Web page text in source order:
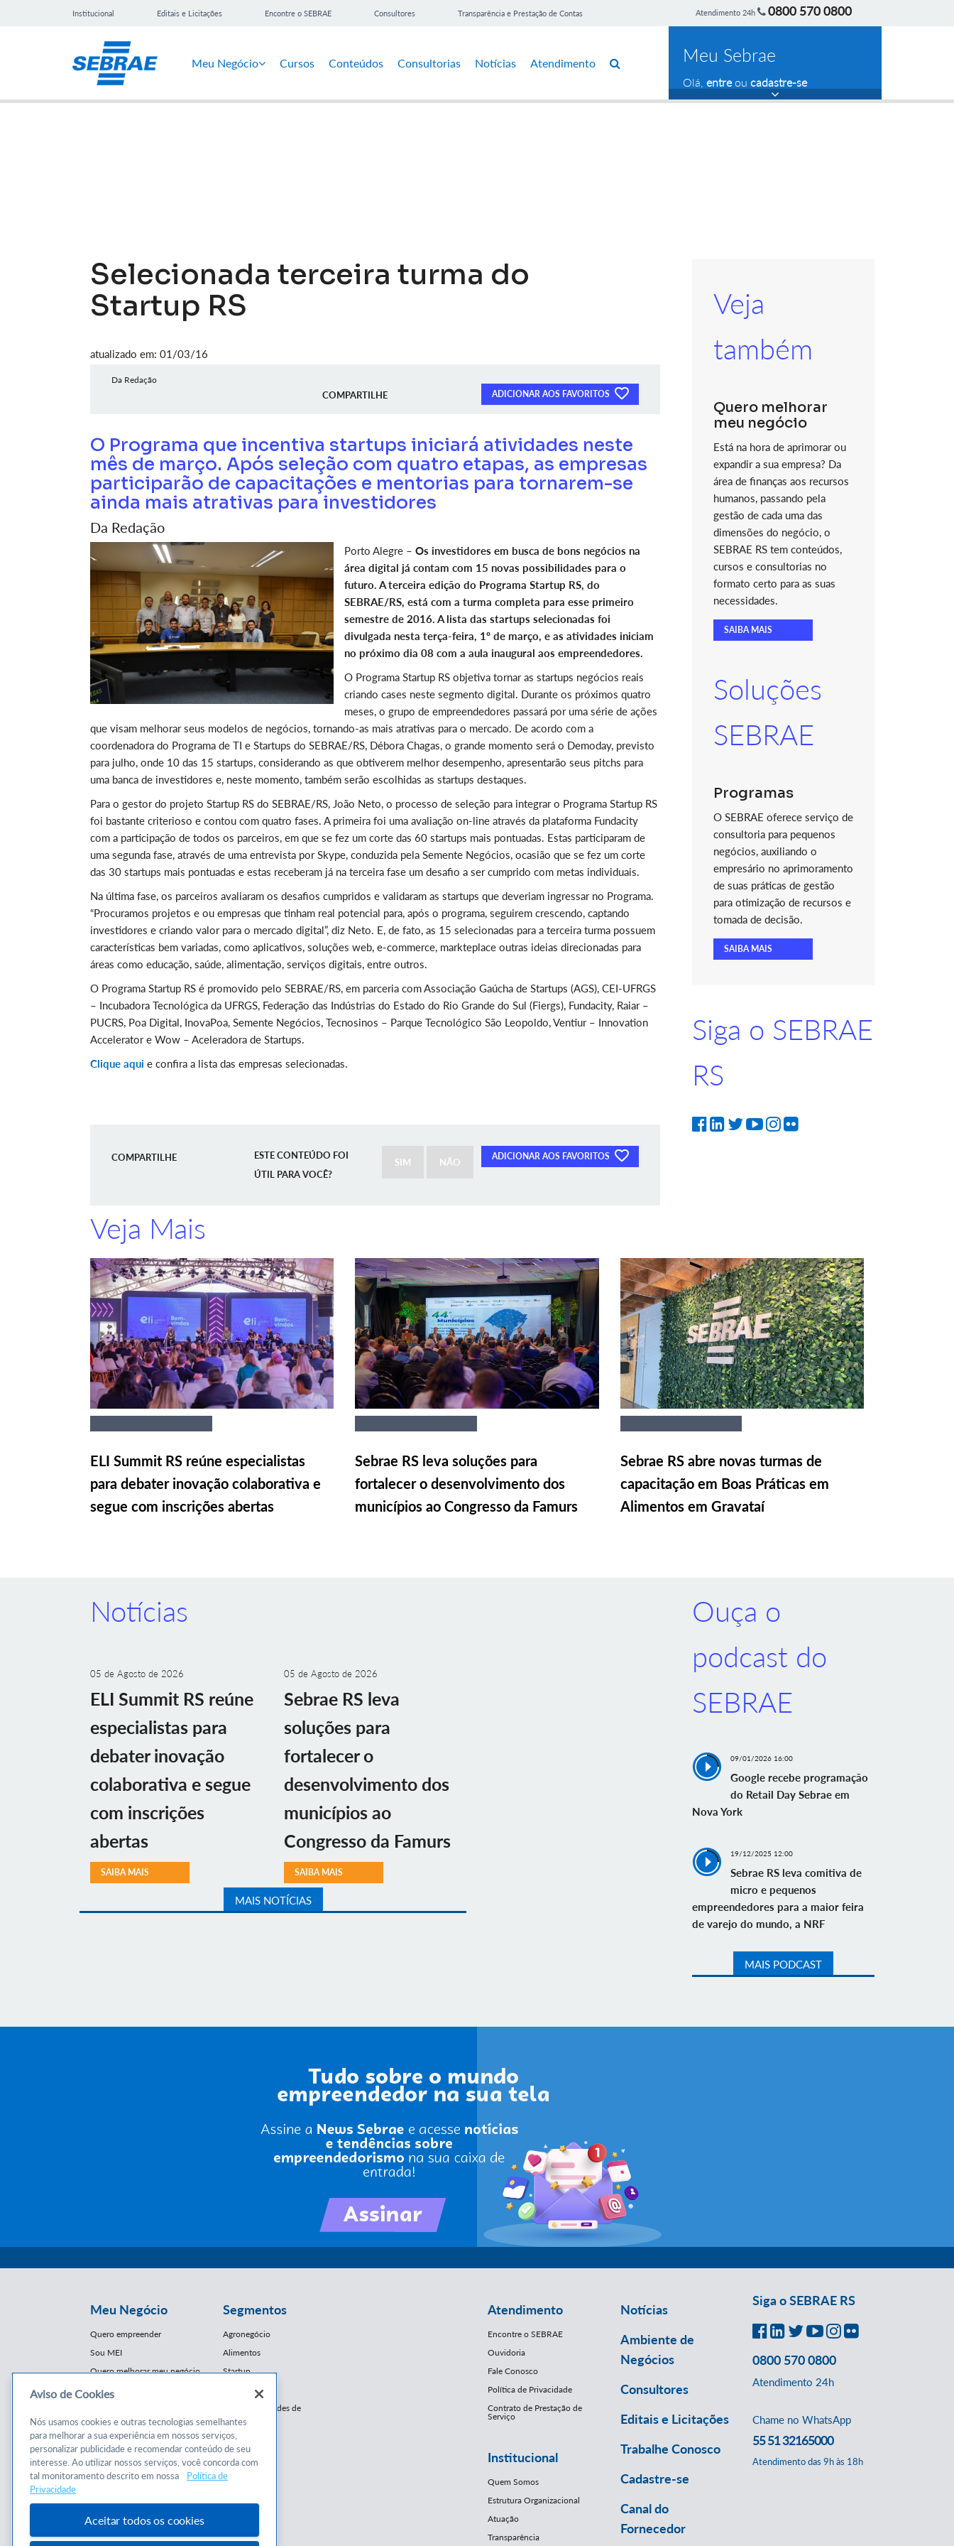
Institucional Editais e Licitações Encontre o SEBRAE Consultores Transparência e Prestação de Contas Atendimento 24h 0800 570 0800
Meu Negócio Cursos Conteúdos Consultorias Notícias Atendimento Meu Sebrae
Olá, entreou cadastre-se
Selecionada terceira turma do
Startup RS
atualizado em: 01/03/16
Da Redação
COMPARTILHE ADICIONAR AOS FAVORITOS
O Programa que incentiva startups iniciará atividades neste
mês de março. Após seleção com quatro etapas, as empresas
participarão de capacitações e mentorias para tornarem-se
ainda mais atrativas para investidores
Da Redação
Porto Alegre – Os investidores em busca de bons negócios na
área digital já contam com 15 novas possibilidades para o
futuro. A terceira edição do Programa Startup RS, do
SEBRAE/RS, está com a turma completa para esse primeiro
semestre de 2016. A lista das startups selecionadas foi
divulgada nesta terça-feira, 1º de março, e as atividades iniciam
no próximo dia 08 com a aula inaugural aos empreendedores.
O Programa Startup RS objetiva tornar as startups negócios reais
criando cases neste segmento digital. Durante os próximos quatro
meses, o grupo de empreendedores passará por uma série de ações
que visam melhorar seus modelos de negócios, tornando-as mais atrativas para o mercado. De acordo com a
coordenadora do Programa de TI e Startups do SEBRAE/RS, Débora Chagas, o grande momento será o Demoday, previsto
para julho, onde 10 das 15 startups, considerando as que obtiverem melhor desempenho, apresentarão seus pitchs para
uma banca de investidores e, neste momento, também serão escolhidas as startups destaques.
Para o gestor do projeto Startup RS do SEBRAE/RS, João Neto, o processo de seleção para integrar o Programa Startup RS
foi bastante criterioso e contou com quatro fases. A primeira foi uma avaliação on-line através da plataforma Fundacity
com a participação de todos os parceiros, em que se fez um corte das 60 startups mais pontuadas. Estas participaram de
uma segunda fase, através de uma entrevista por Skype, conduzida pela Semente Negócios, ocasião que se fez um corte
das 30 startups mais pontuadas e estas receberam já na terceira fase um desafio a ser cumprido com metas individuais.
Na última fase, os parceiros avaliaram os desafios cumpridos e validaram as startups que deveriam ingressar no Programa.
“Procuramos projetos e ou empresas que tinham real potencial para, após o programa, seguirem crescendo, captando
investidores e criando valor para o mercado digital”, diz Neto. E, de fato, as 15 selecionadas para a terceira turma possuem
características bem variadas, como aplicativos, soluções web, e-commerce, markteplace outras ideias direcionadas para
áreas como educação, saúde, alimentação, serviços digitais, entre outros.
O Programa Startup RS é promovido pelo SEBRAE/RS, em parceria com Associação Gaúcha de Startups (AGS), CEI-UFRGS
– Incubadora Tecnológica da UFRGS, Federação das Indústrias do Estado do Rio Grande do Sul (Fiergs), Fundacity, Raiar –
PUCRS, Poa Digital, InovaPoa, Semente Negócios, Tecnosinos – Parque Tecnológico São Leopoldo, Ventiur – Innovation
Accelerator e Wow – Aceleradora de Startups.
Clique aqui e confira a lista das empresas selecionadas.
COMPARTILHE ADICIONAR AOS FAVORITOS
ESTE CONTEÚDO FOI
ÚTIL PARA VOCÊ?
SIM NÃO
Veja
também
Quero melhorar
meu negócio
Está na hora de aprimorar ou
expandir a sua empresa? Da
área de finanças aos recursos
humanos, passando pela
gestão de cada uma das
dimensões do negócio, o
SEBRAE RS tem conteúdos,
cursos e consultorias no
formato certo para as suas
necessidades.
SAIBA MAIS
Soluções
SEBRAE
Programas
O SEBRAE oferece serviço de
consultoria para pequenos
negócios, auxiliando o
empresário no aprimoramento
de suas práticas de gestão
para otimização de recursos e
tomada de decisão.
SAIBA MAIS
Siga o SEBRAE
RS
Veja Mais
ELI Summit RS reúne especialistas
para debater inovação colaborativa e
segue com inscrições abertas
Sebrae RS leva soluções para
fortalecer o desenvolvimento dos
municípios ao Congresso da Famurs
Sebrae RS abre novas turmas de
capacitação em Boas Práticas em
Alimentos em Gravataí
Notícias
05 de Agosto de 2026
ELI Summit RS reúne
especialistas para
debater inovação
colaborativa e segue
com inscrições
abertas
SAIBA MAIS
05 de Agosto de 2026
Sebrae RS leva
soluções para
fortalecer o
desenvolvimento dos
municípios ao
Congresso da Famurs
SAIBA MAIS
MAIS NOTÍCIAS
Ouça o
podcast do
SEBRAE
09/01/2026 16:00
Google recebe programação
do Retail Day Sebrae em
Nova York
19/12/2025 12:00
Sebrae RS leva comitiva de
micro e pequenos
empreendedores para a maior feira
de varejo do mundo, a NRF
MAIS PODCAST
Meu Negócio
Quero empreender
Sou MEI
Quero melhorar meu negócio
Conteúdos
Cursos
Consultorias
Segmentos
Agronegócio
Alimentos
Startup
E-Commerce
Franquias / Redes de
Cooperação
Moda
Moveleiro
Saúde
Mercopar
Atendimento
Encontre o SEBRAE
Ouvidoria
Fale Conosco
Política de Privacidade
Contrato de Prestação de
Serviço
Institucional
Quem Somos
Estrutura Organizacional
Atuação
Transparência
Notícias
Ambiente de
Negócios
Consultores
Editais e Licitações
Trabalhe Conosco
Cadastre-se
Canal do
Fornecedor
Siga o SEBRAE RS
0800 570 0800
Atendimento 24h
Chame no WhatsApp
55 51 32165000
Atendimento das 9h às 18h
Aviso de Cookies
Nós usamos cookies e outras tecnologias semelhantes
para melhorar a sua experiência em nossos serviços,
personalizar publicidade e recomendar conteúdo de seu
interesse. Ao utilizar nossos serviços, você concorda com
tal monitoramento descrito em nossa
Política de
Privacidade
Aceitar todos os cookies